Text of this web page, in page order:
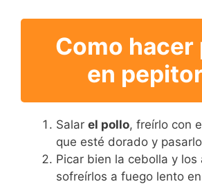
Como hacer
en
Salar el pollo, freírlo con
que esté dorado y
Picar bien la cebolla y los
sofreírlos a fuego lento